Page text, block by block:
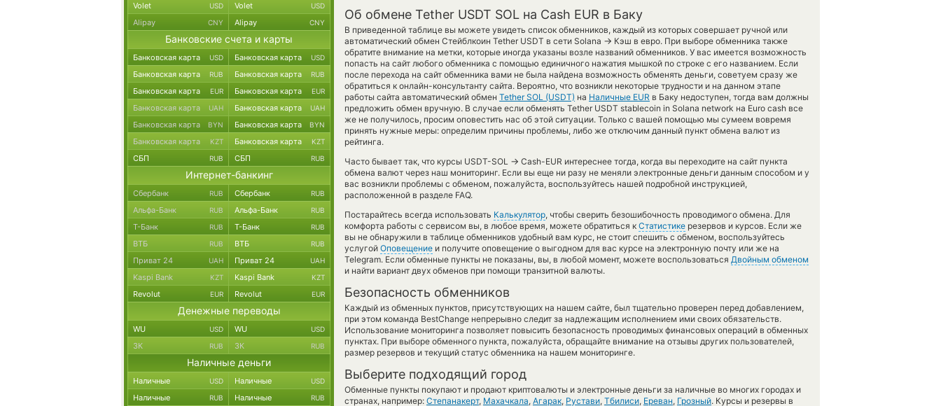
Об обмене Tether USDT SOL на Cash EUR в Баку
В приведенной таблице вы можете увидеть список обменников, каждый из которых совершает ручной или
автоматический обмен Стейблкоин Tether USDT в сети Solana → Кэш в евро. При выборе обменника также
обратите внимание на метки, которые иногда указаны возле названий обменников. У вас имеется возможность
попасть на сайт любого обменника с помощью единичного нажатия мышкой по строке с его названием. Если
после перехода на сайт обменника вами не была найдена возможность обменять деньги, советуем сразу же
обратиться к онлайн-консультанту сайта. Вероятно, что возникли некоторые трудности и на данном этапе
работы сайта автоматический обмен Tether SOL (USDT) на Наличные EUR в Баку недоступен, тогда вам должны
предложить обмен вручную. В случае если обменять Tether USDT stablecoin in Solana network на Euro cash все
же не получилось, просим оповестить нас об этой ситуации. Только с вашей помощью мы сумеем вовремя
принять нужные меры: определим причины проблемы, либо же отключим данный пункт обмена валют из
рейтинга.
Часто бывает так, что курсы USDT-SOL → Cash-EUR интереснее тогда, когда вы переходите на сайт пункта
обмена валют через наш мониторинг. Если вы еще ни разу не меняли электронные деньги данным способом и у
вас возникли проблемы с обменом, пожалуйста, воспользуйтесь нашей подробной инструкцией,
расположенной в разделе FAQ.
Постарайтесь всегда использовать Калькулятор, чтобы сверить безошибочность проводимого обмена. Для
комфорта работы с сервисом вы, в любое время, можете обратиться к Статистике резервов и курсов. Если же
вы не обнаружили в таблице обменников удобный вам курс, не стоит спешить с обменом, воспользуйтесь
услугой Оповещение и получите оповещение о выгодном для вас курсе на электронную почту или же на
Telegram. Если обменные пункты не показаны, вы, в любой момент, можете воспользоваться Двойным обменом
и найти вариант двух обменов при помощи транзитной валюты.
Безопасность обменников
Каждый из обменных пунктов, присутствующих на нашем сайте, был тщательно проверен перед добавлением,
при этом команда BestChange непрерывно следит за надлежащим исполнением ими своих обязательств.
Использование мониторинга позволяет повысить безопасность проводимых финансовых операций в обменных
пунктах. При выборе обменного пункта, пожалуйста, обращайте внимание на отзывы других пользователей,
размер резервов и текущий статус обменника на нашем мониторинге.
Выберите подходящий город
Обменные пункты покупают и продают криптовалюты и электронные деньги за наличные во многих городах и
странах, например: Степанакерт, Махачкала, Агарак, Рустави, Тбилиси, Ереван, Грозный. Курсы и резервы в
Volet USD Volet USD
Alipay CNY Alipay CNY
Банковские счета и карты
Банковская карта USD Банковская карта USD
Банковская карта RUB Банковская карта RUB
Банковская карта EUR Банковская карта EUR
Банковская карта UAH Банковская карта UAH
Банковская карта BYN Банковская карта BYN
Банковская карта KZT Банковская карта KZT
СБП RUB СБП RUB
Интернет-банкинг
Сбербанк RUB Сбербанк RUB
Альфа-Банк RUB Альфа-Банк RUB
Т-Банк RUB Т-Банк RUB
ВТБ RUB ВТБ RUB
Приват 24 UAH Приват 24 UAH
Kaspi Bank KZT Kaspi Bank KZT
Revolut EUR Revolut EUR
Денежные переводы
WU USD WU USD
ЗК RUB ЗК RUB
Наличные деньги
Наличные USD Наличные USD
Наличные RUB Наличные RUB